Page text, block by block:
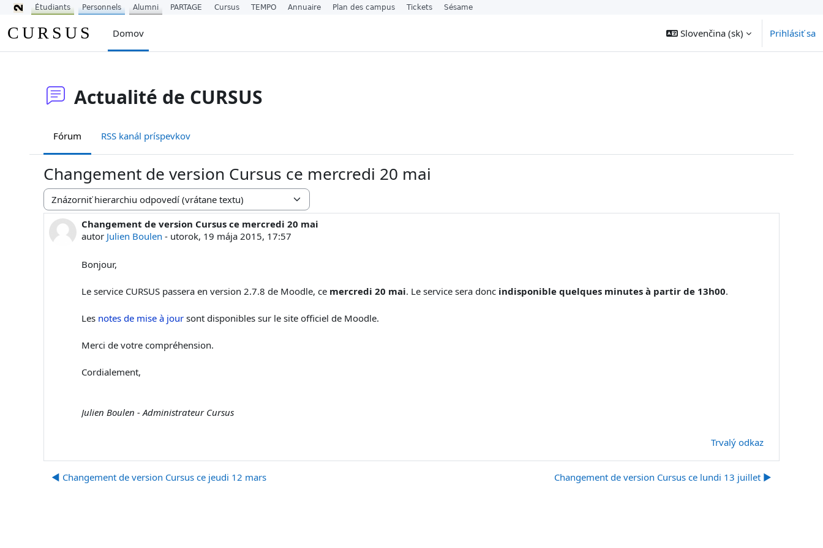
CURSUS Domov Slovenčina ‎(sk)‎ Prihlásiť sa
Actualité de CURSUS
Fórum RSS kanál príspevkov
Changement de version Cursus ce mercredi 20 mai
Mód zobrazenia
Changement de version Cursus ce mercredi 20 mai
autor Julien Boulen - utorok, 19 mája 2015, 17:57
Počet odpovedí: 0
Bonjour,
Le service CURSUS passera en version 2.7.8 de Moodle, ce mercredi 20 mai. Le service sera donc indisponible quelques minutes à partir de 13h00.
Les notes de mise à jour sont disponibles sur le site officiel de Moodle.
Merci de votre compréhension.
Cordialement,
Julien Boulen - Administrateur Cursus
Trvalý odkaz
◀︎ Changement de version Cursus ce jeudi 12 mars Changement de version Cursus ce lundi 13 juillet ▶︎
Étudiants Personnels Alumni PARTAGE Cursus TEMPO Annuaire Plan des campus Tickets Sésame